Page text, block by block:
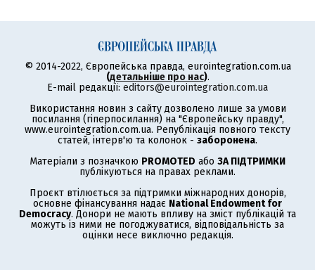
© 2014-2022, Європейська правда, eurointegration.com.ua
(детальніше про нас).
E-mail редакції: editors@eurointegration.com.ua
Використання новин з сайту дозволено лише за умови
посилання (гіперпосилання) на "Європейську правду",
www.eurointegration.com.ua. Републікація повного тексту
статей, інтерв'ю та колонок - заборонена.
Матеріали з позначкою PROMOTED або ЗА ПІДТРИМКИ
публікуються на правах реклами.
Проєкт втілюється за підтримки міжнародних донорів,
основне фінансування надає National Endowment for
Democracy. Донори не мають впливу на зміст публікацій та
можуть із ними не погоджуватися, відповідальність за
оцінки несе виключно редакція.